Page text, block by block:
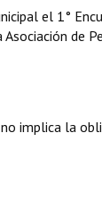
el 1°
de
implica la